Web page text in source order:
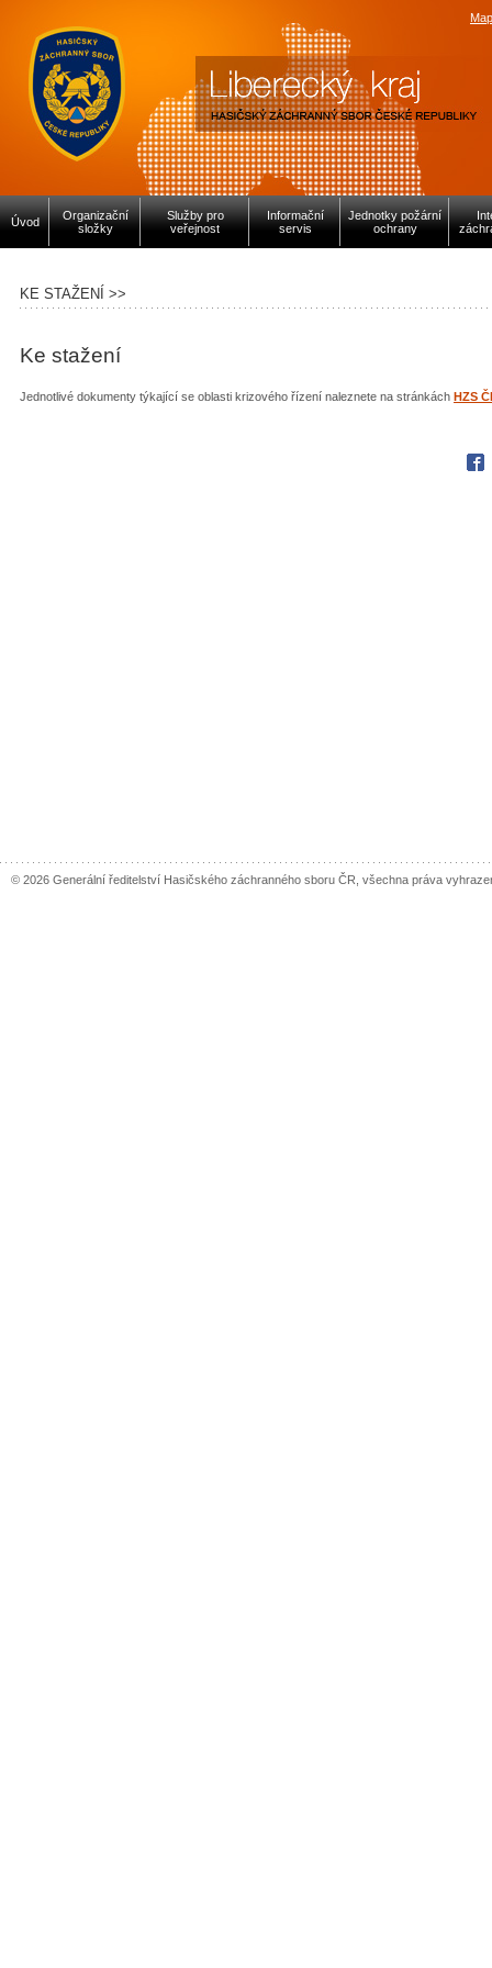
Úvod
Organizační
složky
Služby pro
veřejnost
Informační
servis
Jednotky požární
ochrany
KE STAŽENÍ >>
Ke stažení
Jednotlivé dokumenty týkající se oblasti krizového řízení naleznete na stránkách HZS
© 2026 Generální ředitelství Hasičského záchranného sboru ČR, všechna práva